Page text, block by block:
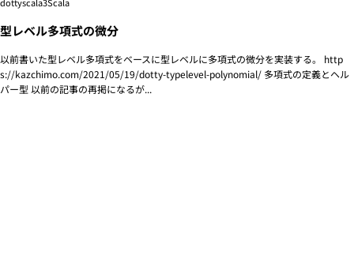
型レベル多項式の微分
以前書いた型レベル多項式をベースに型レベルに多項式の微分を実装する。 http
s://kazchimo.com/2021/05/19/dotty-typelevel-polynomial/ 多項式の定義とヘル
パー型 以前の記事の再掲になるが...